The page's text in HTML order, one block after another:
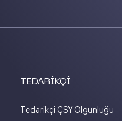
TEDARİKÇİ
Tedarikçi ÇSY Olgunluğu